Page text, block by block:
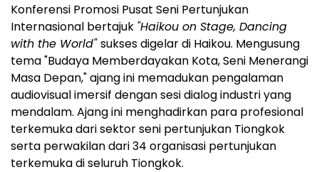
Konferensi Promosi Pusat Seni Pertunjukan
Internasional bertajuk "Haikou on Stage, Dancing
with the World"sukses digelar di Haikou. Mengusung
tema "Budaya Memberdayakan Kota, Seni Menerangi
Masa Depan," ajang ini memadukan pengalaman
audiovisual imersif dengan sesi dialog industri yang
mendalam. Ajang ini menghadirkan para profesional
terkemuka dari sektor seni pertunjukan Tiongkok
serta perwakilan dari 34 organisasi pertunjukan
terkemuka di seluruh Tiongkok.